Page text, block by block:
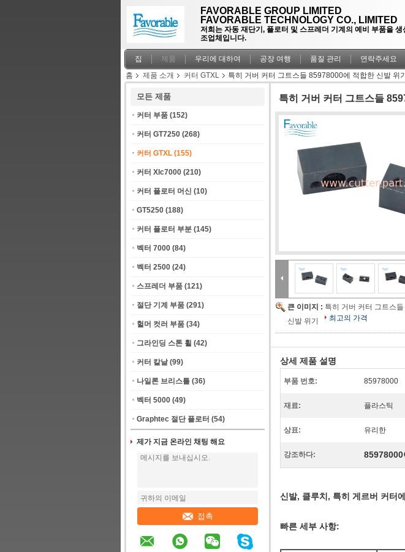
FAVORABLE GROUP LIMITED
FAVORABLE TECHNOLOGY CO., LIMITED
저희는 자동 재단기, 플로터 및 스프레더 기계의 예비 부품을 생
조업체입니다.
집 제품 우리에 대하여 공장 여행 품질 관리 연락주세요
홈
제품 소개 커터 GTXL 특히 거버 커터 그트스들 85978000에 적합한 신발 위기
모든 제품
커터 부품 (152)
커터 GT7250 (268)
커터 GTXL (155)
커터 Xlc7000 (210)
커터 플로터 머신 (10)
GT5250 (188)
커터 플로터 부분 (145)
벡터 7000 (84)
벡터 2500 (24)
스프레더 부품 (121)
절단 기계 부품 (291)
헐머 컷러 부품 (34)
그라인딩 스톤 휠 (42)
커터 칼날 (99)
나일론 브리스틀 (36)
벡터 5000 (49)
Graphtec 절단 플로터 (54)
제가 지금 온라인 채팅 해요
접촉
특히 거버 커터 그트스들
큰 이미지 : 특히 거버 커터 그트스
신발 위기
최고의 가격
상세 제품 설명
부품 번호: 85978000
재료: 플라스틱
상표: 유리한
강조하다: 85978000
신발, 클루치, 특히 게르버 커터
빠른 세부 사항: